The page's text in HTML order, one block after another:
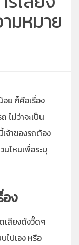
มหมาย
ย ก็คือเรื่อง
ไม่ว่าจะเป็น
จ้าของรถต้อง
ไหนเพื่อระบุ
อง
เสียงดังวี๊ดๆ
ไปเอง หรือ